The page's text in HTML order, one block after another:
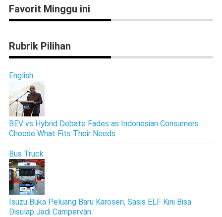
Favorit Minggu ini
Rubrik Pilihan
English
BEV vs Hybrid Debate Fades as Indonesian Consumers
Choose What Fits Their Needs
Bus Truck
Isuzu Buka Peluang Baru Karoseri, Sasis ELF Kini Bisa
Disulap Jadi Campervan